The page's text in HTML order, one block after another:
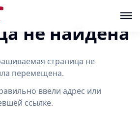
не найдена
страница не
перемещена.
ввели адрес или
ссылке.